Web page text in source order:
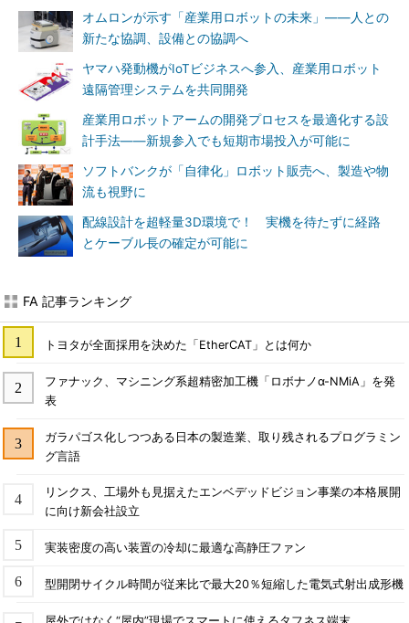
オムロンが示す「産業用ロボットの未来」――人との
新たな協調、設備との協調へ
ヤマハ発動機がIoTビジネスへ参入、産業用ロボット
遠隔管理システムを共同開発
産業用ロボットアームの開発プロセスを最適化する設
計手法――新規参入でも短期市場投入が可能に
ソフトバンクが「自律化」ロボット販売へ、製造や物
流も視野に
配線設計を超軽量3D環境で！ 実機を待たずに経路
とケーブル長の確定が可能に
FA 記事ランキング
トヨタが全面採用を決めた「EtherCAT」とは何か
ファナック、マシニング系超精密加工機「ロボナノα-NMiA」を発
表
ガラパゴス化しつつある日本の製造業、取り残されるプログラミン
グ言語
リンクス、工場外も見据えたエンベデッドビジョン事業の本格展開
に向け新会社設立
実装密度の高い装置の冷却に最適な高静圧ファン
型開閉サイクル時間が従来比で最大20％短縮した電気式射出成形機